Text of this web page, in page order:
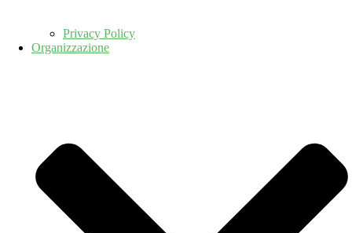
Privacy Policy
Organizzazione